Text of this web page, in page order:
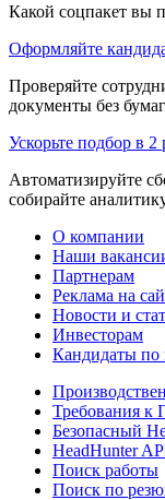
Какой соцпакет вы
Оформляйте
Проверяйте
документы без
Ускорьте подбор в 2
Автоматизируйте
собирайте
О компании
Наши
Партнерам
Реклама на
Новости и
Инвесторам
Кандидаты по
Требования к
Безопасный
HeadHunter
Поиск работы
Поиск по